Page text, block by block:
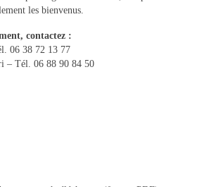
de communes
du Conseil communautaire
les bienvenus.
contactez :
06 38 72 13 77
– Tél. 06 88 90 84 50